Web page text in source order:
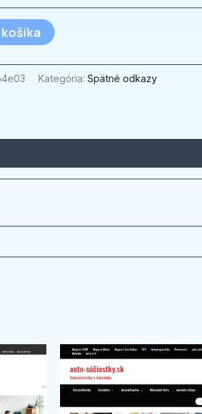
Kategória: Spätné odkazy
Price
range:
through